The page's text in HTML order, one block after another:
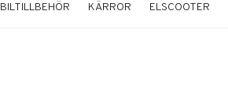
BILTILLBEHÖR KÄRROR ELSCOOTER